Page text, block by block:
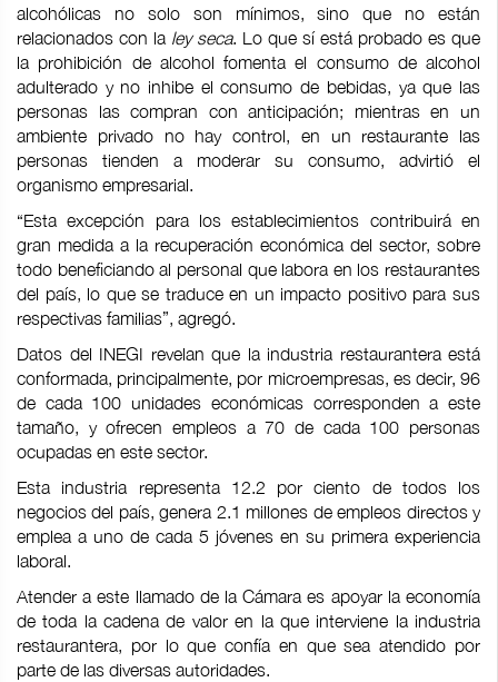
alcohólicas no solo son mínimos, sino que no están
relacionados con la ley seca. Lo que sí está probado es que
la prohibición de alcohol fomenta el consumo de alcohol
adulterado y no inhibe el consumo de bebidas, ya que las
personas las compran con anticipación; mientras en un
ambiente privado no hay control, en un restaurante las
personas tienden a moderar su consumo, advirtió el
organismo empresarial.
“Esta excepción para los establecimientos contribuirá en
gran medida a la recuperación económica del sector, sobre
todo beneficiando al personal que labora en los restaurantes
del país, lo que se traduce en un impacto positivo para sus
respectivas familias”, agregó.
Datos del INEGI revelan que la industria restaurantera está
conformada, principalmente, por microempresas, es decir, 96
de cada 100 unidades económicas corresponden a este
tamaño, y ofrecen empleos a 70 de cada 100 personas
ocupadas en este sector.
Esta industria representa 12.2 por ciento de todos los
negocios del país, genera 2.1 millones de empleos directos y
emplea a uno de cada 5 jóvenes en su primera experiencia
laboral.
Atender a este llamado de la Cámara es apoyar la economía
de toda la cadena de valor en la que interviene la industria
restaurantera, por lo que confía en que sea atendido por
parte de las diversas autoridades.